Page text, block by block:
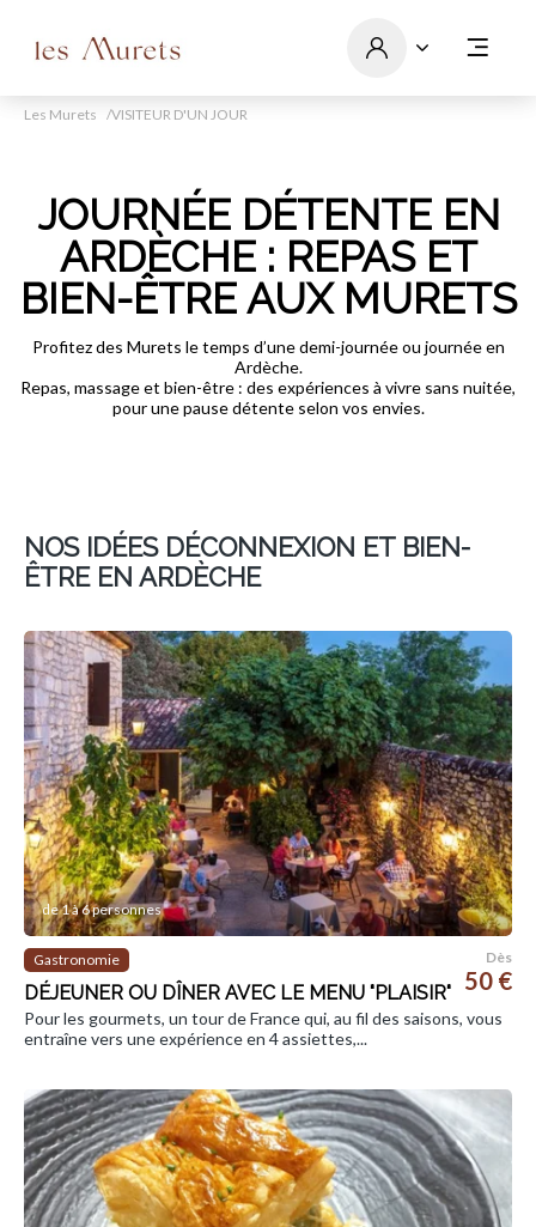
Les Murets VISITEUR D'UN JOUR
JOURNÉE DÉTENTE EN
ARDÈCHE : REPAS ET
BIEN-ÊTRE AUX MURETS
Profitez des Murets le temps d’une demi-journée ou journée en
Ardèche.
Repas, massage et bien-être : des expériences à vivre sans nuitée,
pour une pause détente selon vos envies.
NOS IDÉES DÉCONNEXION ET BIEN-
ÊTRE EN ARDÈCHE
de 1 à 6 personnes
Gastronomie
DÉJEUNER OU DÎNER AVEC LE MENU "PLAISIR"
Dès
50 €
Pour les gourmets, un tour de France qui, au fil des saisons, vous
entraîne vers une expérience en 4 assiettes,...